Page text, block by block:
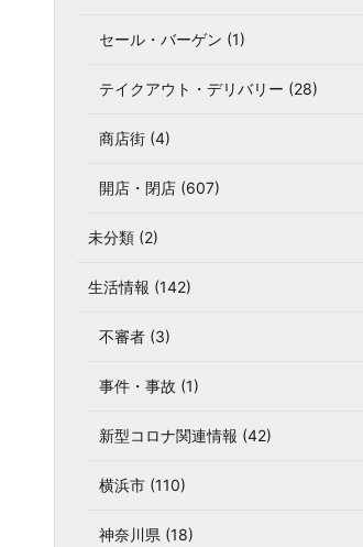
セール・バーゲン (1)
テイクアウト・デリバリー (28)
商店街 (4)
開店・閉店 (607)
未分類 (2)
生活情報 (142)
不審者 (3)
事件・事故 (1)
新型コロナ関連情報 (42)
横浜市 (110)
神奈川県 (18)